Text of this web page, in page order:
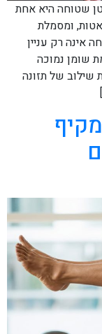
שטוחה היא אחת
ומסמלת
אינה רק עניין
שומן נמוכה
שילוב של תזונה